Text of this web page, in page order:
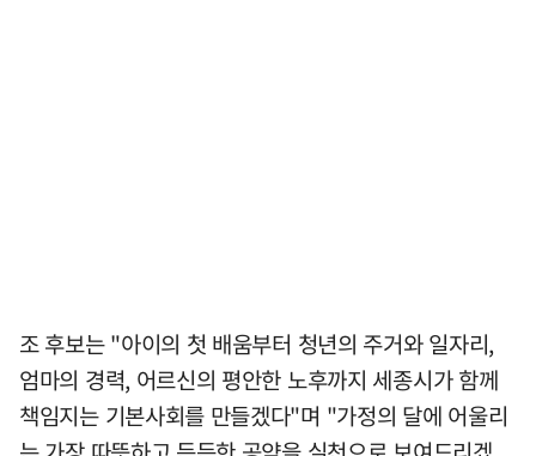
조 후보는 "아이의 첫 배움부터 청년의 주거와 일자리,
엄마의 경력, 어르신의 평안한 노후까지 세종시가 함께
책임지는 기본사회를 만들겠다"며 "가정의 달에 어울리